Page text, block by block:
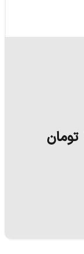
تومان